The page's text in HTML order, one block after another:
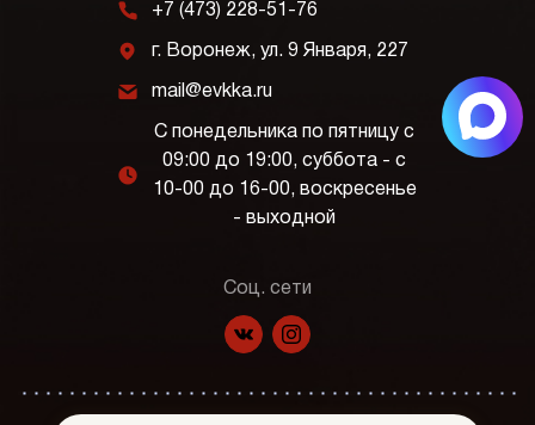
m +7 (473) 228-51-76
j г. Воронеж, ул. 9 Января, 227
k mail@evkka.ru
l
С понедельника по пятницу с
09:00 до 19:00, суббота - с
10-00 до 16-00, воскресенье
- выходной
Соц. сети
f p